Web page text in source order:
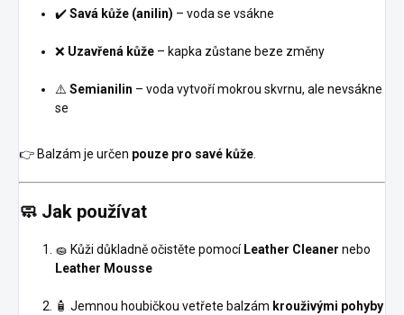
✔️Savá kůže (anilin) – voda se vsákne
❌ Uzavřená kůže – kapka zůstane beze změny
⚠️ Semianilin – voda vytvoří mokrou skvrnu, ale nevsákne
se
👉 Balzám je určen pouze pro savé kůže.
🧼 Jak používat
🧽 Kůži důkladně očistěte pomocí Leather Cleaner nebo
Leather Mousse
🧴 Jemnou houbičkou vetřete balzám krouživými pohyby